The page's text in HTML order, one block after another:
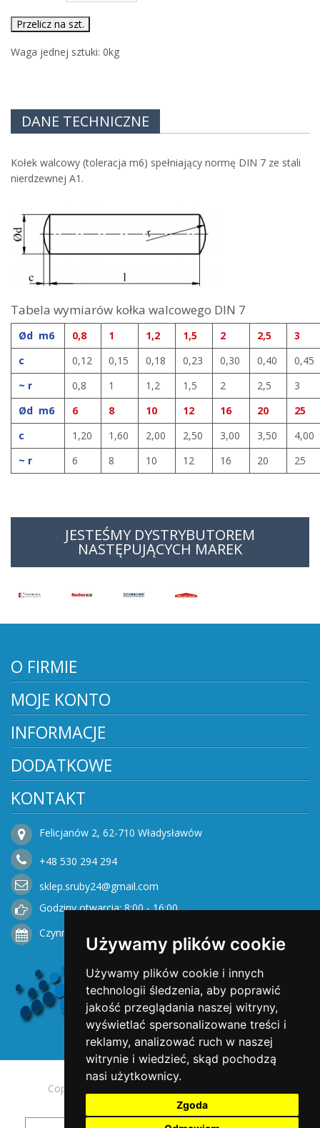
Używamy plików cookie
Używamy plików cookie i innych
technologii śledzenia, aby poprawić
jakość przeglądania naszej witryny,
wyświetlać spersonalizowane treści i
reklamy, analizować ruch w naszej
witrynie i wiedzieć, skąd pochodzą
nasi użytkownicy.
Zgoda
Przelicz na szt.
Waga jednej sztuki: 0kg
DANE TECHNICZNE
Kołek walcowy (toleracja m6) spełniający normę DIN 7 ze stali
nierdzewnej A1.
Tabela wymiarów kołka walcowego DIN 7
Ød m6 0,8 1 1,2 1,5 2 2,5
3
c
0,12 0,15 0,18 0,23 0,30 0,40
0,45
~ r
0,8 1 1,2 1,5 2 2,5
3
Ød m6
6 8 10 12 16 20
25
c
1,20 1,60 2,00 2,50 3,00 3,50
4,00
~ r
6 8 10 12 16 20 25
JESTEŚMY DYSTRYBUTOREM
NASTĘPUJĄCYCH MAREK
O FIRMIE
MOJE KONTO
INFORMACJE
DODATKOWE
KONTAKT
Felicjanów 2, 62-710 Władysławów
+48 530 294 294
sklep.sruby24@gmail.com
Godziny otwarcia: 8:00 - 16:00
Czynne od Poniedziałku do Piątku
Copyright © 2025 Opengreen. All rights reserved.